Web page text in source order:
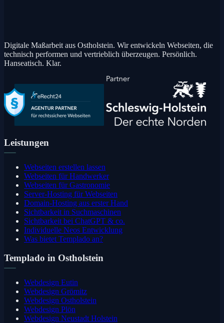
Digitale Maßarbeit aus Ostholstein. Wir entwickeln Webseiten, die
technisch performen und vertrieblich überzeugen. Persönlich.
Hanseatisch. Klar.
Leistungen
Webseiten erstellen lassen
Webseiten für Handwerker
Webseiten für Gastronomie
Server-Hosting für Webseiten
Domain-Hosting aus erster Hand
Sichtbarkeit in Suchmaschinen
Sichtbarkeit bei ChatGPT & co.
Individuelle Neos Entwicklung
Was bietet Templado an?
Templado in Ostholstein
Webdesign Eutin
Webdesign Grömitz
Webdesign Ostholstein
Webdesign Plön
Webdesign Neustadt Holstein